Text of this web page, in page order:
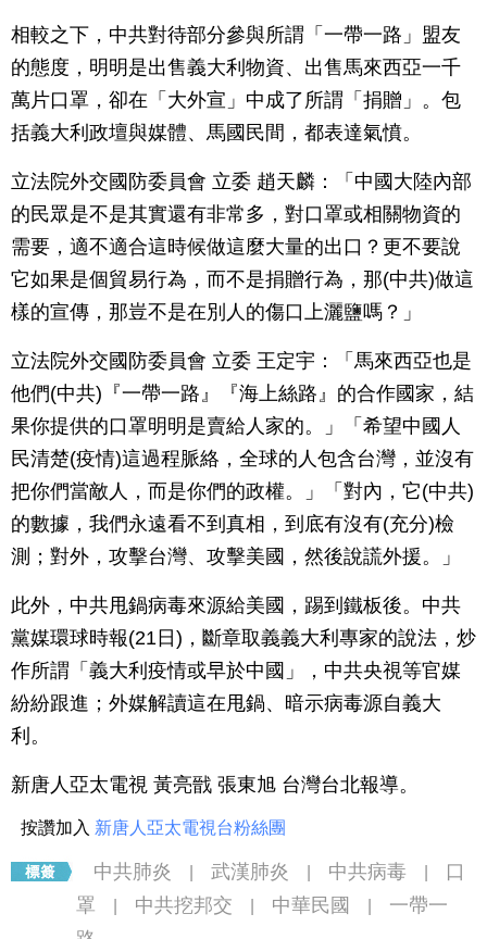
相較之下，中共對待部分參與所謂「一帶一路」盟友
的態度，明明是出售義大利物資、出售馬來西亞一千
萬片口罩，卻在「大外宣」中成了所謂「捐贈」。包
括義大利政壇與媒體、馬國民間，都表達氣憤。
立法院外交國防委員會 立委 趙天麟：「中國大陸內部
的民眾是不是其實還有非常多，對口罩或相關物資的
需要，適不適合這時候做這麼大量的出口？更不要說
它如果是個貿易行為，而不是捐贈行為，那(中共)做這
樣的宣傳，那豈不是在別人的傷口上灑鹽嗎？」
立法院外交國防委員會 立委 王定宇：「馬來西亞也是
他們(中共)『一帶一路』『海上絲路』的合作國家，結
果你提供的口罩明明是賣給人家的。」「希望中國人
民清楚(疫情)這過程脈絡，全球的人包含台灣，並沒有
把你們當敵人，而是你們的政權。」「對內，它(中共)
的數據，我們永遠看不到真相，到底有沒有(充分)檢
測；對外，攻擊台灣、攻擊美國，然後說謊外援。」
此外，中共甩鍋病毒來源給美國，踢到鐵板後。中共
黨媒環球時報(21日)，斷章取義義大利專家的說法，炒
作所謂「義大利疫情或早於中國」，中共央視等官媒
紛紛跟進；外媒解讀這在甩鍋、暗示病毒源自義大
利。
新唐人亞太電視 黃亮戩 張東旭 台灣台北報導。
按讚加入 新唐人亞太電視台粉絲團
中共肺炎 武漢肺炎 中共病毒
口
罩
中共挖邦交 中華民國
一帶一